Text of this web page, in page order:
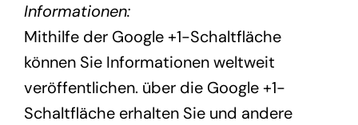
Informationen:
Mithilfe der Google +1-Schaltfläche
können Sie Informationen weltweit
veröffentlichen. über die Google +1-
Schaltfläche erhalten Sie und andere